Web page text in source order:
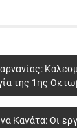
της 1ης
Κανάτα: Οι